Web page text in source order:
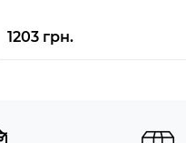
1203 грн.